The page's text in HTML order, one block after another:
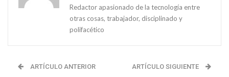
Redactor apasionado de la tecnología entre
otras cosas, trabajador, disciplinado y
polifacético
ARTÍCULO ANTERIOR ARTÍCULO SIGUIENTE